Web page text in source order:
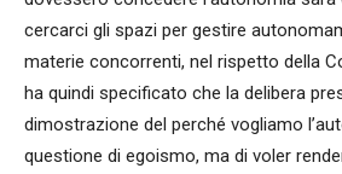
cercarci gli spazi per gestire
materie concorrenti, nel rispetto della
ha quindi specificato che la delibera
dimostrazione del perché vogliamo
questione di egoismo, ma di voler